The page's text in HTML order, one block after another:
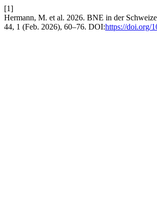
[1]
Hermann, M. et al. 2026. BNE in der
44, 1 (Feb. 2026), 60–76. DOI:https://doi.org/